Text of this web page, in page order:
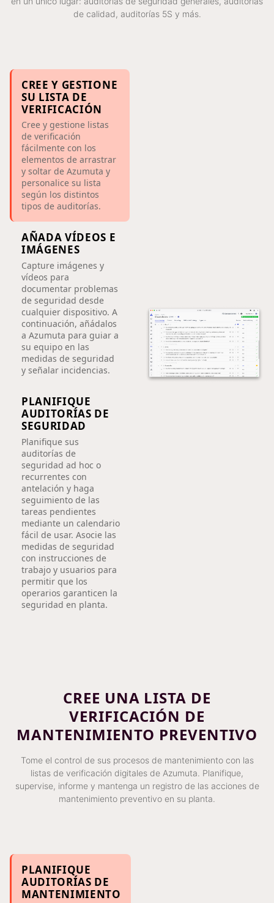
de calidad, auditorías 5S y más.
CREE Y GESTIONE
SU LISTA DE
VERIFICACIÓN
Cree y gestione listas
de verificación
fácilmente con los
elementos de arrastrar
y soltar de Azumuta y
personalice su lista
según los distintos
tipos de auditorías.
AÑADA VÍDEOS E
IMÁGENES
Capture imágenes y
vídeos para
documentar problemas
de seguridad desde
cualquier dispositivo. A
continuación, añádalos
a Azumuta para guiar a
su equipo en las
medidas de seguridad
y señalar incidencias.
PLANIFIQUE
AUDITORÍAS DE
SEGURIDAD
Planifique sus
auditorías de
seguridad ad hoc o
recurrentes con
antelación y haga
seguimiento de las
tareas pendientes
mediante un calendario
fácil de usar. Asocie las
medidas de seguridad
con instrucciones de
trabajo y usuarios para
permitir que los
operarios garanticen la
seguridad en planta.
CREE UNA LISTA DE
VERIFICACIÓN DE
MANTENIMIENTO PREVENTIVO
Tome el control de sus procesos de mantenimiento con las
listas de verificación digitales de Azumuta. Planifique,
supervise, informe y mantenga un registro de las acciones de
mantenimiento preventivo en su planta.
PLANIFIQUE
AUDITORÍAS DE
MANTENIMIENTO